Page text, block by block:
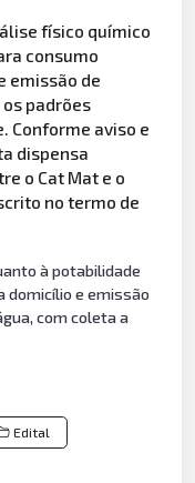
físico químico
consumo
emissão de
padrões
Conforme aviso e
dispensa
o Cat Mat e o
no termo de
à potabilidade
domicílio e emissão
com coleta a
Edital